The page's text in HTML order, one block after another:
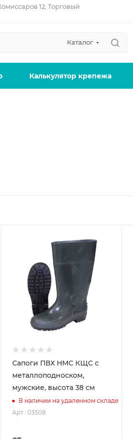
12, Торговый
Каталог
Калькулятор крепежа
Сапоги ПВХ НМС КЩС с
металлоподноском,
мужские, высота 38 см
В наличии на удаленном складе
Арт.: 03508